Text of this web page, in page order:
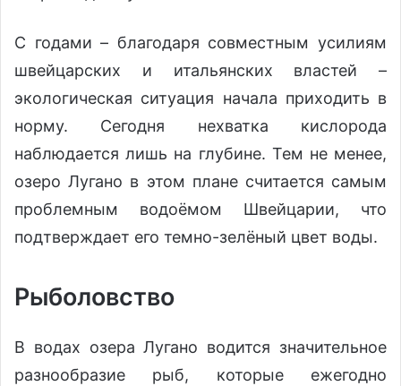
С годами – благодаря совместным усилиям
швейцарских и итальянских властей –
экологическая ситуация начала приходить в
норму. Сегодня нехватка кислорода
наблюдается лишь на глубине. Тем не менее,
озеро Лугано в этом плане считается самым
проблемным водоёмом Швейцарии, что
подтверждает его темно-зелёный цвет воды.
Рыболовство
В водах озера Лугано водится значительное
разнообразие рыб, которые ежегодно